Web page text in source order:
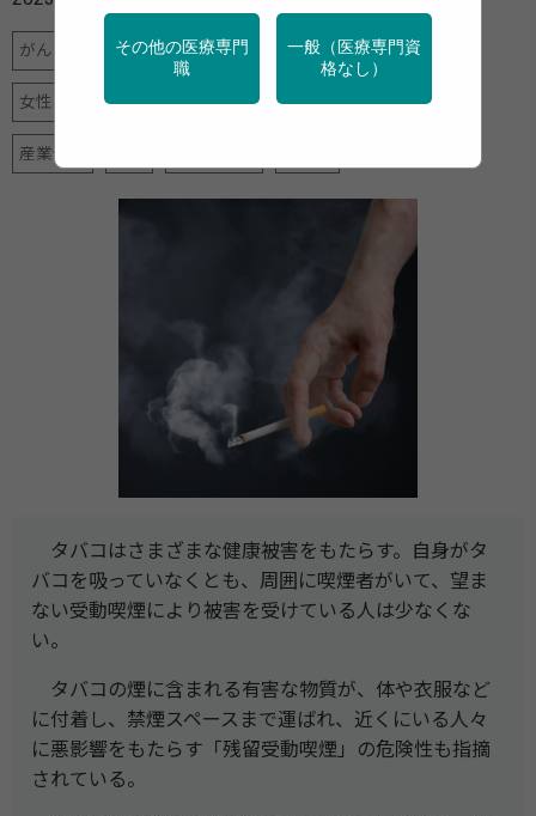
がん データヘルス計画 メンタルヘルス 地域保健
女性の健康 新型コロナ 母子保健 特定保健指導
産業保健
タバコはさまざまな健康被害をもたらす。自身がタ
バコを吸っていなくとも、周囲に喫煙者がいて、望ま
ない受動喫煙により被害を受けている人は少なくな
い。
タバコの煙に含まれる有害な物質が、体や衣服など
に付着し、禁煙スペースまで運ばれ、近くにいる人々
に悪影響をもたらす「残留受動喫煙」の危険性も指摘
されている。
その他の医療専門
職
一般（医療専門資
格なし）